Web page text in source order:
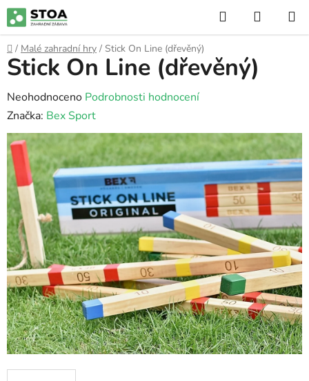
Přejít
na
obsah
Hledat
KOŠÍK
Domů
/ Malé zahradní hry / Stick On Line (dřevěný)
Stick On Line (dřevěný)
Průměrné
hodnocení
produktu
je
0,0
z
5
hvězdiček.
Neohodnoceno Podrobnosti hodnocení
Značka: Bex Sport